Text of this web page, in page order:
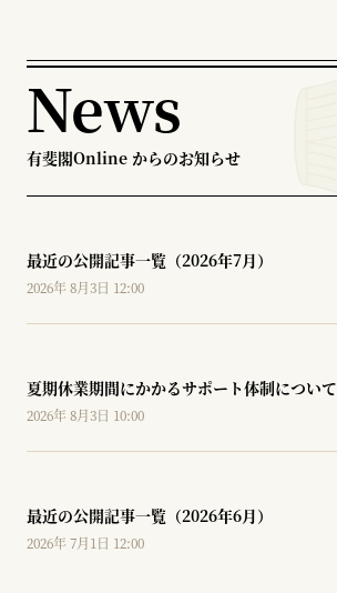
News
有斐閣Online からのお知らせ
最近の公開記事一覧（2026年7月）
2026年 8月3日 12:00
夏期休業期間にかかるサポート体制について
2026年 8月3日 10:00
最近の公開記事一覧（2026年6月）
2026年 7月1日 12:00